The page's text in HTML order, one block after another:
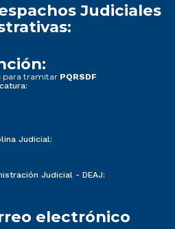
Judiciales
para tramitar PQRSDF
Judicial:
Judicial - DEAJ:
electrónico